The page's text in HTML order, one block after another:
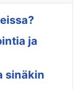
ja
sinäkin